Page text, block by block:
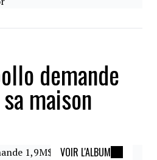
demande
maison
VOIR L'ALBUM